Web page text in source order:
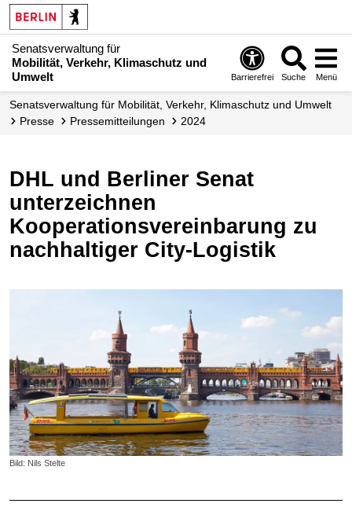
Senatsverwaltung für
Mobilität, Verkehr, Klimaschutz und
Umwelt
Barrierefrei Suche Menü
Senatsverwaltung für Mobilität, Verkehr, Klimaschutz und Umwelt
Presse
Presse­mitteilungen 2024
DHL und Berliner Senat
unterzeichnen
Kooperationsvereinbarung zu
nachhaltiger City-Logistik
Bild: Nils Stelte